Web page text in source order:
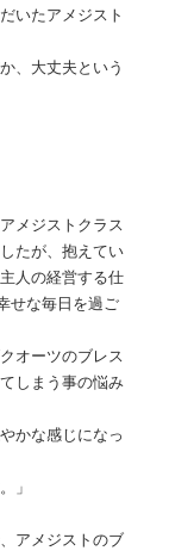
いたアメジスト
、大丈夫という
メジストクラス
たが、抱えてい
人の経営する仕
せな毎日を過ご
オーツのブレス
しまう事の悩み
かな感じになっ
」
アメジストのブ